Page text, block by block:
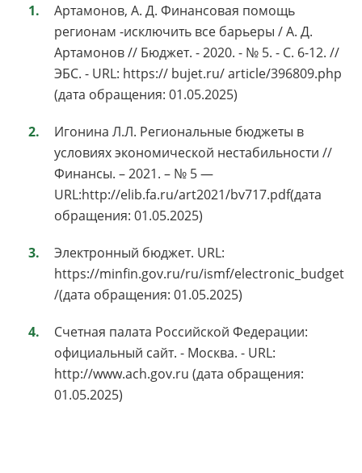
Артамонов, А. Д. Финансовая помощь
регионам -исключить все барьеры / А. Д.
Артамонов // Бюджет. - 2020. - № 5. - С. 6-12. //
ЭБС. - URL: https:// bujet.ru/ article/396809.php
(дата обращения: 01.05.2025)
Игонина Л.Л. Региональные бюджеты в
условиях экономической нестабильности //
Финансы. – 2021. – № 5 —
URL:http://elib.fa.ru/art2021/bv717.pdf(дата
обращения: 01.05.2025)
Электронный бюджет. URL:
https://minfin.gov.ru/ru/ismf/electronic_budget
/(дата обращения: 01.05.2025)
Счетная палата Российской Федерации:
официальный сайт. - Москва. - URL:
http://www.ach.gov.ru (дата обращения:
01.05.2025)